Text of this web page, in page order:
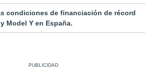
condiciones de financiación de récord
Model Y en España.